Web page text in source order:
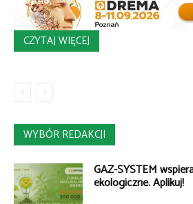
CZYTAJ WIĘCEJ
WYBÓR REDAKCJI
GAZ-SYSTEM
ekologiczne. Aplikuj!